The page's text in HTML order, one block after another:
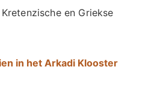
en Griekse
in het Arkadi Klooster